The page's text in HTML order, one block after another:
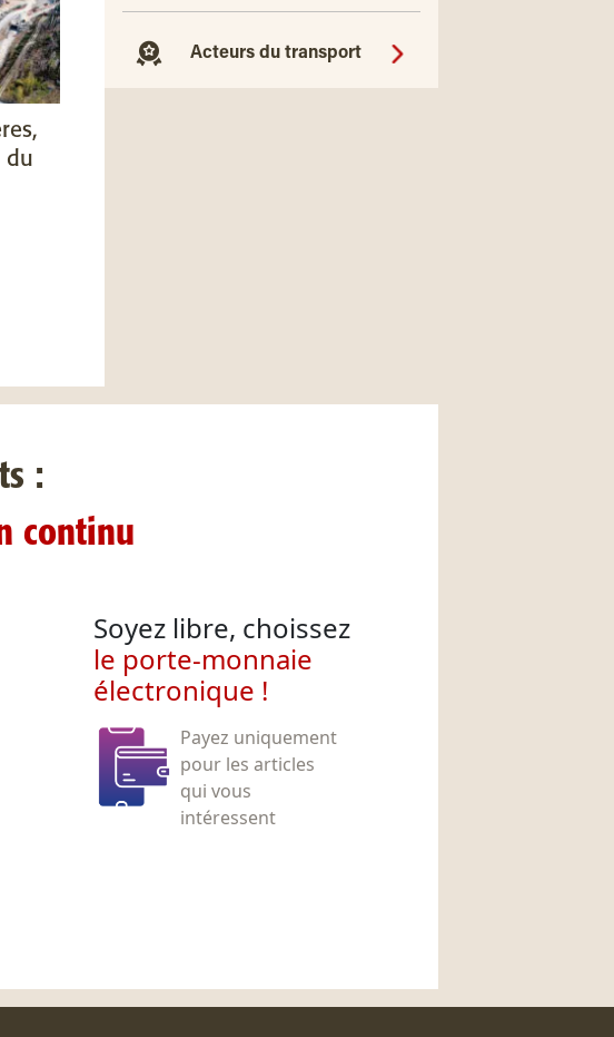
du
Acteurs du transport
:
continu
Soyez libre, choissez
le porte-monnaie
électronique !
Payez uniquement
pour les articles
qui vous
intéressent